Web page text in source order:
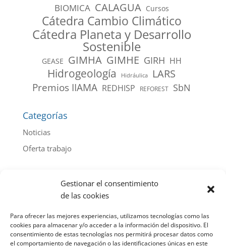
Gestionar el consentimiento
de las cookies
Para ofrecer las mejores experiencias, utilizamos tecnologías como las
cookies para almacenar y/o acceder a la información del dispositivo. El
consentimiento de estas tecnologías nos permitirá procesar datos como
el comportamiento de navegación o las identificaciones únicas en este
BIOMICA CALAGUA Cursos
Cátedra Cambio Climático
Cátedra Planeta y Desarrollo
Sostenible
GEASE GIMHA GIMHE GIRH HH
Hidrogeología Hidráulica
LARS
Premios IIAMA REDHISP REFOREST SbN
Categorías
Noticias
Oferta trabajo
2024(112)
2023(107)